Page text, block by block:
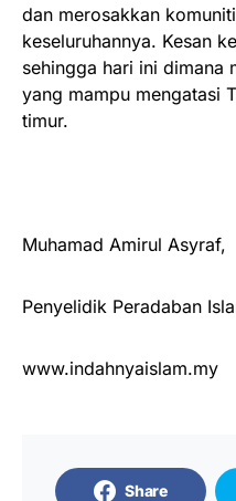
dan merosakkan
keseluruhannya. Kesan
sehingga hari ini dimana
yang mampu mengatasi
timur.
Muhamad Amirul Asyraf,
Penyelidik Peradaban
www.indahnyaislam.my
Share